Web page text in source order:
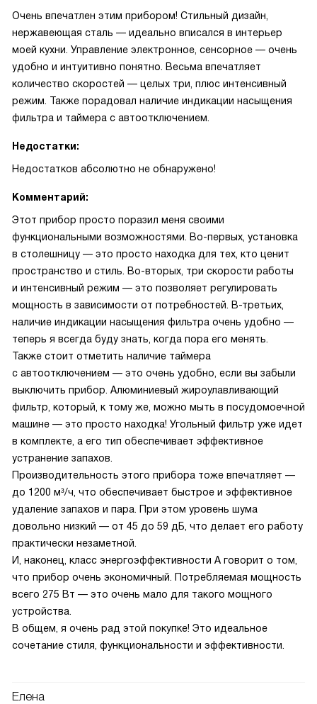
Очень впечатлен этим прибором! Стильный дизайн,
нержавеющая сталь — идеально вписался в интерьер
моей кухни. Управление электронное, сенсорное — очень
удобно и интуитивно понятно. Весьма впечатляет
количество скоростей — целых три, плюс интенсивный
режим. Также порадовал наличие индикации насыщения
фильтра и таймера с автоотключением.
Недостатки:
Недостатков абсолютно не обнаружено!
Комментарий:
Этот прибор просто поразил меня своими
функциональными возможностями. Во-первых, установка
в столешницу — это просто находка для тех, кто ценит
пространство и стиль. Во-вторых, три скорости работы
и интенсивный режим — это позволяет регулировать
мощность в зависимости от потребностей. В-третьих,
наличие индикации насыщения фильтра очень удобно —
теперь я всегда буду знать, когда пора его менять.
Также стоит отметить наличие таймера
с автоотключением — это очень удобно, если вы забыли
выключить прибор. Алюминиевый жироулавливающий
фильтр, который, к тому же, можно мыть в посудомоечной
машине — это просто находка! Угольный фильтр уже идет
в комплекте, а его тип обеспечивает эффективное
устранение запахов.
Производительность этого прибора тоже впечатляет —
до 1200 м³/ч, что обеспечивает быстрое и эффективное
удаление запахов и пара. При этом уровень шума
довольно низкий — от 45 до 59 дБ, что делает его работу
практически незаметной.
И, наконец, класс энергоэффективности А говорит о том,
что прибор очень экономичный. Потребляемая мощность
всего 275 Вт — это очень мало для такого мощного
устройства.
В общем, я очень рад этой покупке! Это идеальное
сочетание стиля, функциональности и эффективности.
Елена